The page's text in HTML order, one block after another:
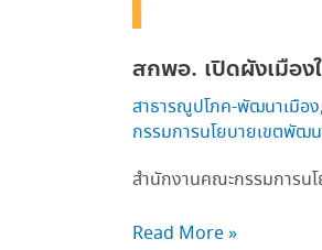
สกพอ. เปิดผังเมือง
สาธารณูปโภค-พัฒนาเมือง,
กรรมการนโยบายเขตพัฒ
สำนักงานคณะกรรมการน
Read More »